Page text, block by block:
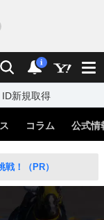
検索 通知
i
ID新規取得
コラム 公式情
！（PR）